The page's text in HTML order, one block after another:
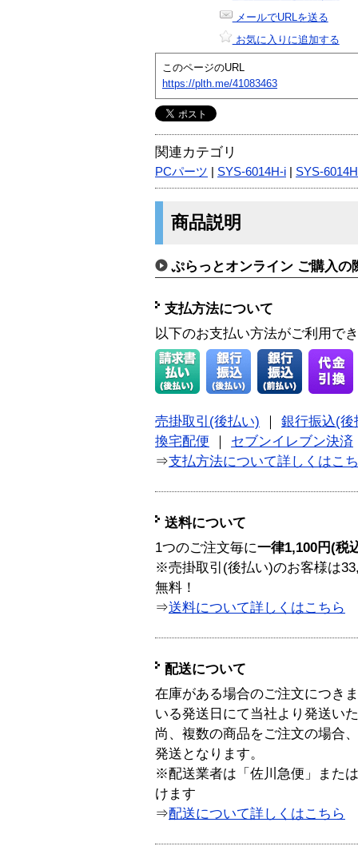
メールでURLを送る
お気に入りに追加する
このページのURL
https://plth.me/41083463
関連カテゴリ
PCパーツ SYS-6014H-i SYS-6014H
商品説明
ぷらっとオンライン ご購入の
支払方法について
以下のお支払い方法がご利用で
売掛取引(後払い)
銀行振込(後
換宅配便
セブンイレブン決済
⇒支払方法について詳しくはこ
送料について
1つのご注文毎に一律1,100円(税
※売掛取引(後払い)のお客様は
無料！
⇒送料について詳しくはこちら
配送について
在庫がある場合のご注文につき
いる発送日にて当社より発送い
尚、複数の商品をご注文の場合
発送となります。
※配送業者は「佐川急便」また
けます
⇒配送について詳しくはこちら